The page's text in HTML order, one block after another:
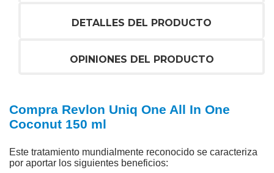
DETALLES DEL PRODUCTO
OPINIONES DEL PRODUCTO
Compra Revlon Uniq One All In One
Coconut 150 ml
Este tratamiento mundialmente reconocido se caracteriza
por aportar los siguientes beneficios: